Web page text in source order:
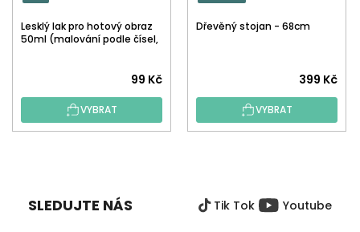
Lesklý lak pro hotový obraz
50ml (malování podle čísel,
hodnocení
produktu
je
hvězdiček.
99 Kč
VYBRAT
Dřevěný stojan - 68cm
399 Kč
VYBRAT
SLEDUJTE NÁS Tik Tok Youtube